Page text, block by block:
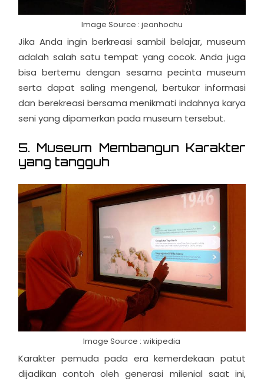
Image Source : jeanhochu
Jika Anda ingin berkreasi sambil belajar, museum
adalah salah satu tempat yang cocok. Anda juga
bisa bertemu dengan sesama pecinta museum
serta dapat saling mengenal, bertukar informasi
dan berekreasi bersama menikmati indahnya karya
seni yang dipamerkan pada museum tersebut.
5. Museum Membangun Karakter
yang tangguh
Image Source : wikipedia
Karakter pemuda pada era kemerdekaan patut
dijadikan contoh oleh generasi milenial saat ini,